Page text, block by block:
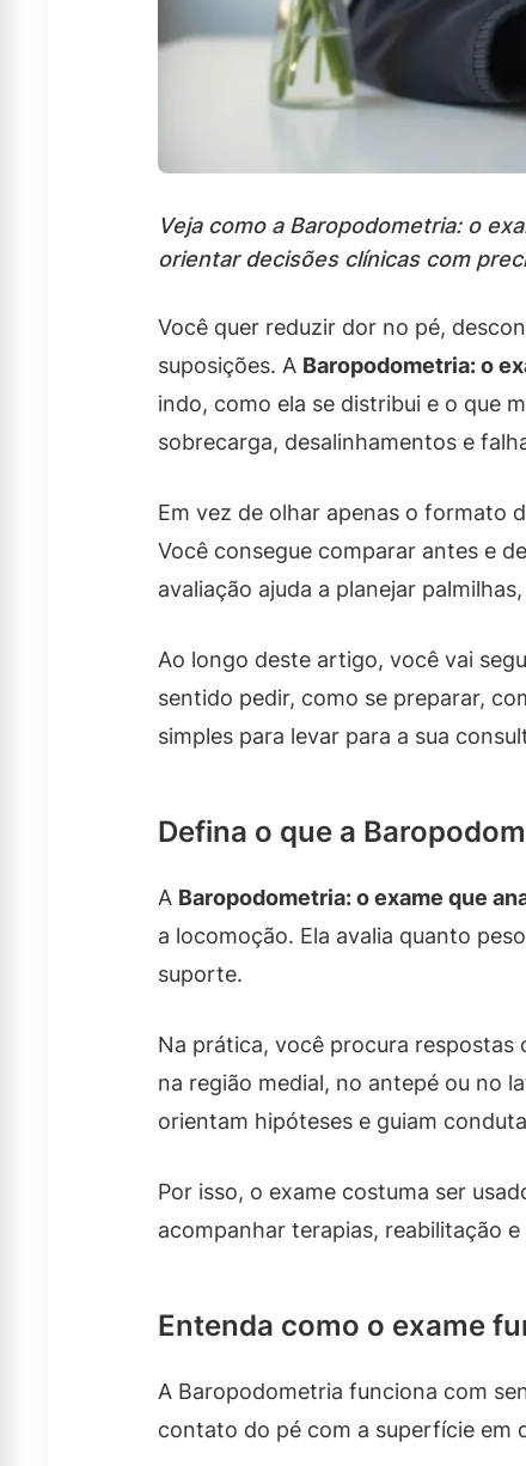
Veja como a Baropodometria: o
orientar decisões clínicas com
Você quer reduzir dor no pé,
suposições. A Baropodometria: o
indo, como ela se distribui e o que
sobrecarga, desalinhamentos e
Em vez de olhar apenas o formato
Você consegue comparar antes e
avaliação ajuda a planejar
Ao longo deste artigo, você vai
sentido pedir, como se preparar,
simples para levar para a sua
Defina o que a
A Baropodometria: o exame que
a locomoção. Ela avalia quanto
suporte.
Na prática, você procura respostas
na região medial, no antepé ou no
orientam hipóteses e guiam
Por isso, o exame costuma ser
acompanhar terapias, reabilitação
Entenda como o exame
A Baropodometria funciona com
contato do pé com a superfície em